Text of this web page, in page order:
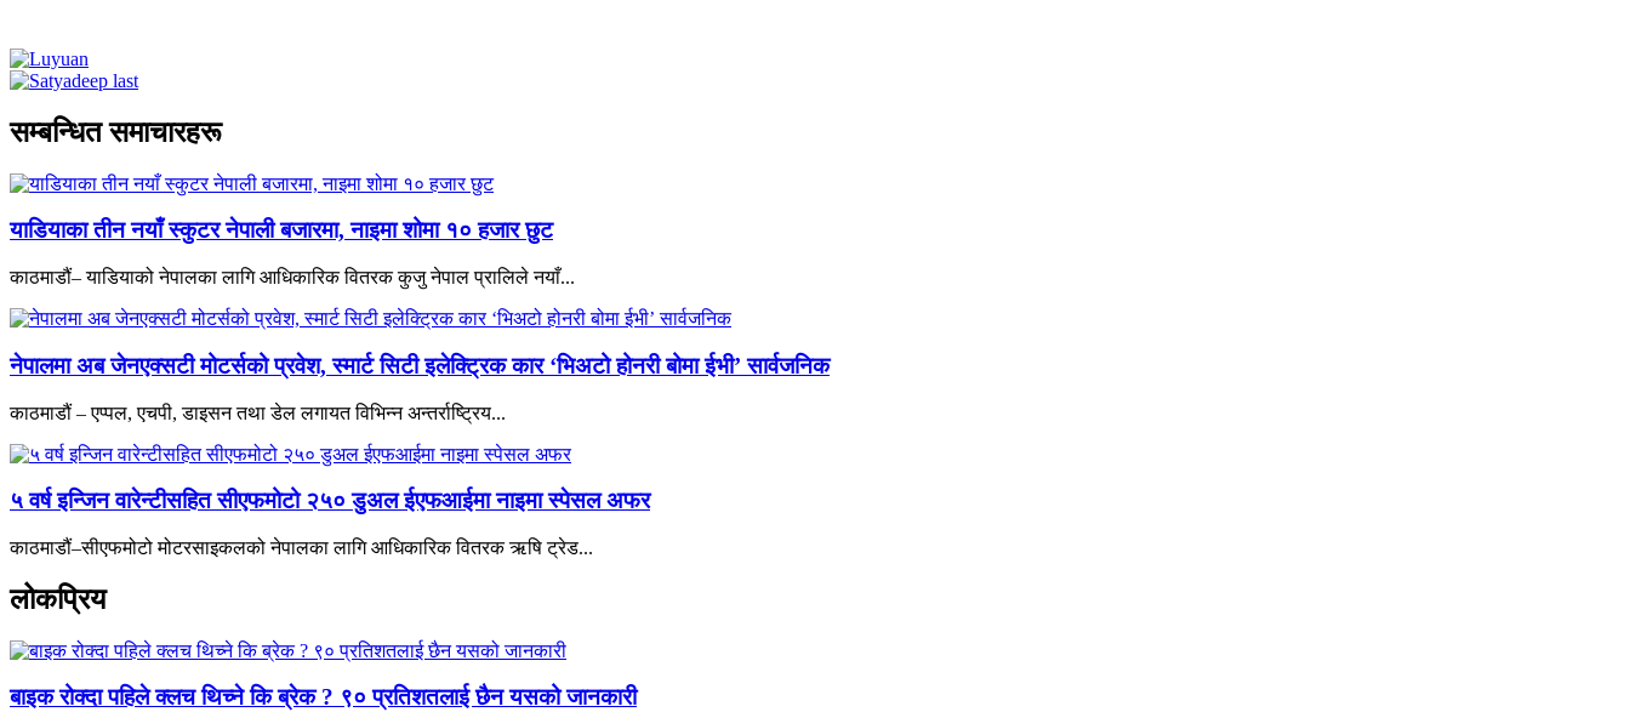
सम्बन्धित समाचारहरू
याडियाका तीन नयाँ स्कुटर नेपाली बजारमा, नाइमा शोमा १० हजार छुट
काठमाडौं– याडियाको नेपालका लागि आधिकारिक वितरक कुजु नेपाल प्रालिले नयाँ...
नेपालमा अब जेनएक्सटी मोटर्सको प्रवेश, स्मार्ट सिटी इलेक्ट्रिक कार ‘भिअटो होनरी बोमा ईभी’ सार्वजनिक
काठमाडौं – एप्पल, एचपी, डाइसन तथा डेल लगायत विभिन्न अन्तर्राष्ट्रिय...
५ वर्ष इन्जिन वारेन्टीसहित सीएफमोटो २५० डुअल ईएफआईमा नाइमा स्पेसल अफर
काठमाडौं–सीएफमोटो मोटरसाइकलको नेपालका लागि आधिकारिक वितरक ऋषि ट्रेड...
लोकप्रिय
बाइक रोक्दा पहिले क्लच थिच्ने कि ब्रेक ? ९० प्रतिशतलाई छैन यसको जानकारी